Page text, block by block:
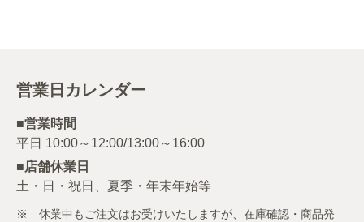
営業日カレンダー
■営業時間
■店舗休業日
土・日・祝日、夏季・年末年始等
※ 休業中もご注文はお受けいたしますが、在庫確認・商品発